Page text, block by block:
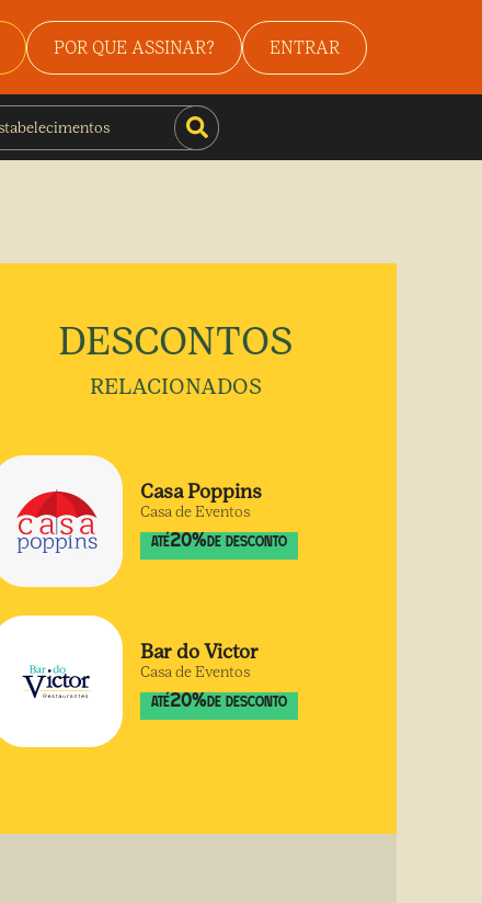
POR QUE ASSINAR? ENTRAR
DESCONTOS
RELACIONADOS
Casa Poppins
Casa de Eventos
ATÉ20%DE DESCONTO
Bar do Victor
Casa de Eventos
ATÉ20%DE DESCONTO